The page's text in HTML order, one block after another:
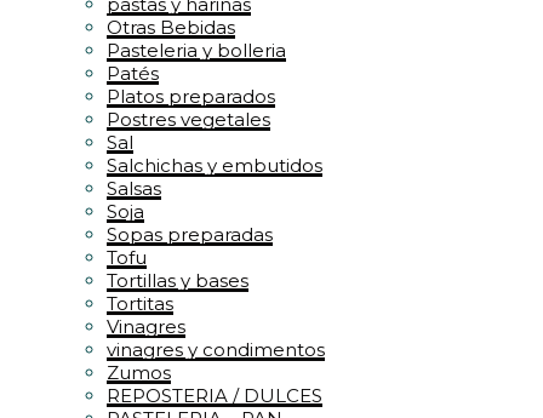
Otras Bebidas
Pasteleria y bolleria
Patés
Platos preparados
Postres vegetales
Sal
Salchichas y embutidos
Salsas
Soja
Sopas preparadas
Tofu
Tortillas y bases
Tortitas
Vinagres
vinagres y condimentos
Zumos
REPOSTERIA / DULCES